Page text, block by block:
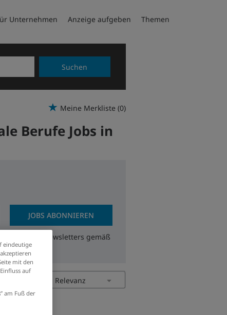
Unternehmen Anzeige aufgeben Themen
Suchen
Meine Merkliste (0)
Berufe Jobs in
JOBS ABONNIEREN
Erhalt des Newsletters gemäß
eindeutige
mit den
auf
am Fuß der